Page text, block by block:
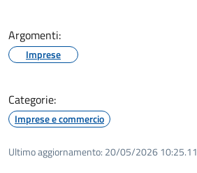
Argomenti:
Imprese
Categorie:
Imprese e commercio
Ultimo aggiornamento: 20/05/2026 10:25.11